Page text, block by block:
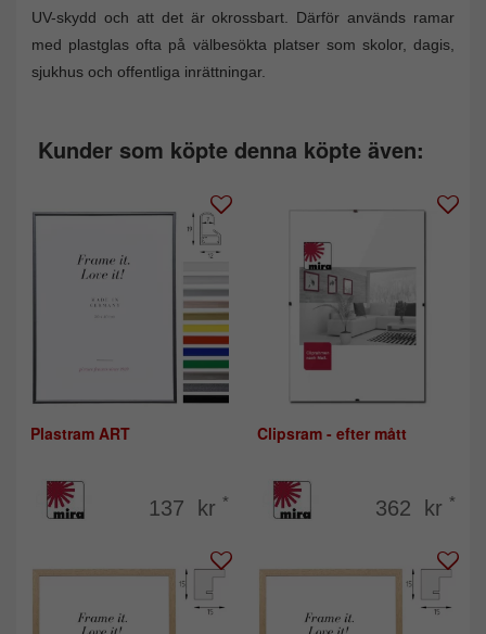
UV-skydd och att det är okrossbart. Därför används ramar
med plastglas ofta på välbesökta platser som skolor, dagis,
sjukhus och offentliga inrättningar.
Kunder som köpte denna köpte även:
Plastram ART
137 kr *
Clipsram - efter mått
362 kr *